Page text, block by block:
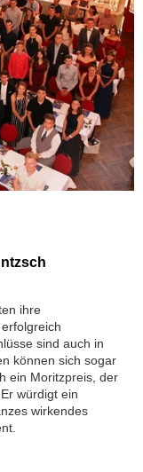
ihre
sind auch in
können sich sogar
ein Moritzpreis, der
würdigt ein
wirkendes